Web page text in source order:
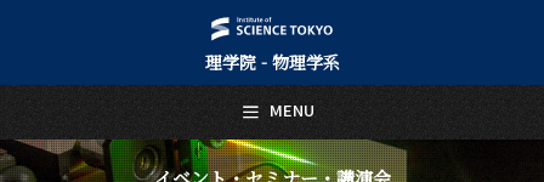
理学院 - 物理学系
MENU
日本語 English
トップページ
Top Page